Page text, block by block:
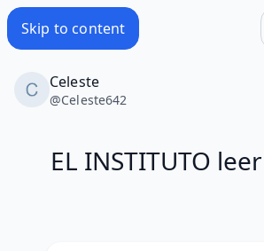
Skip to content
Celeste
@Celeste642
EL INSTITUTO